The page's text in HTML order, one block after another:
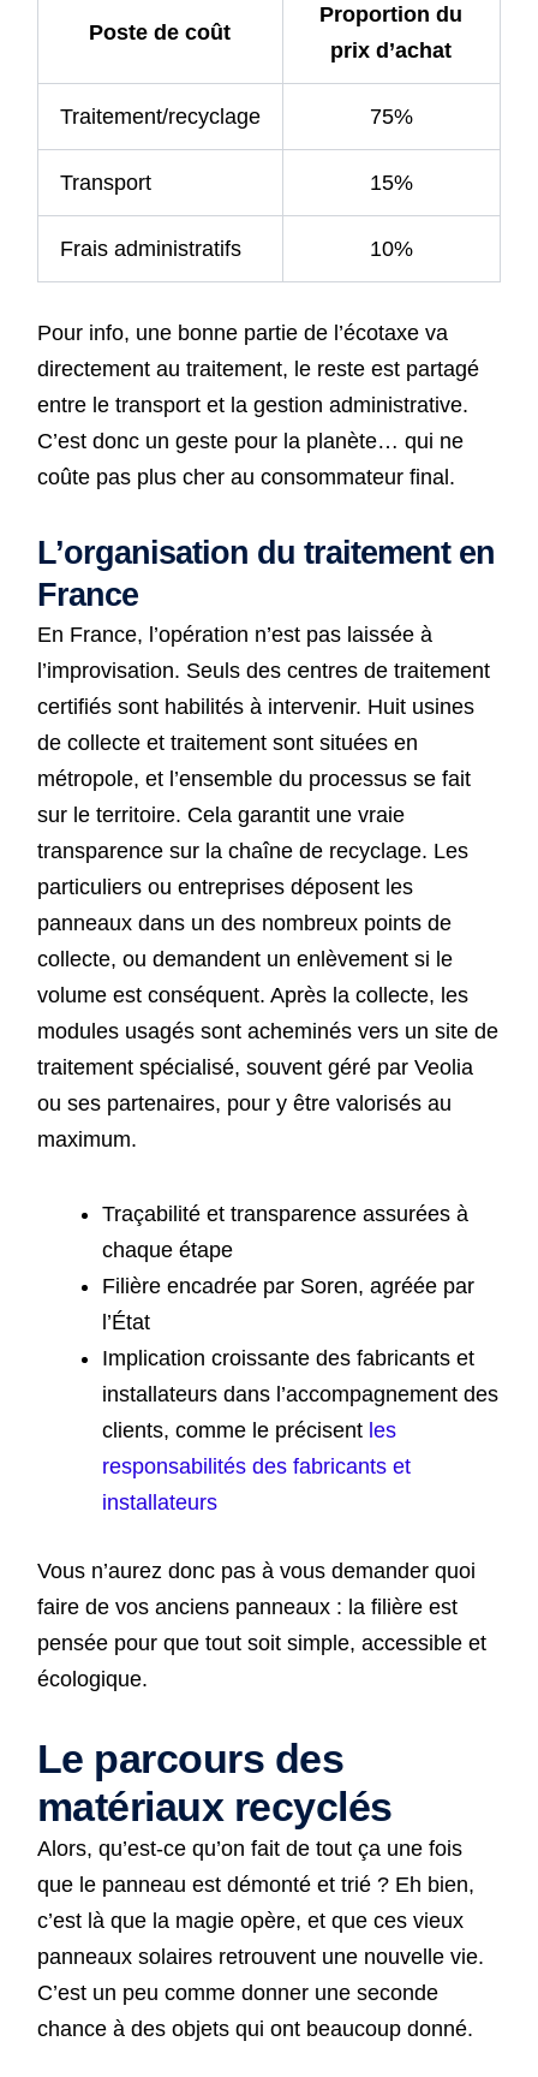
Poste de coût
Proportion du
prix d’achat
Traitement/recyclage 75%
Transport 15%
Frais administratifs 10%
Pour info, une bonne partie de l’écotaxe va
directement au traitement, le reste est partagé
entre le transport et la gestion administrative.
C’est donc un geste pour la planète… qui ne
coûte pas plus cher au consommateur final.
L’organisation du traitement en
France
En France, l’opération n’est pas laissée à
l’improvisation. Seuls des centres de traitement
certifiés sont habilités à intervenir. Huit usines
de collecte et traitement sont situées en
métropole, et l’ensemble du processus se fait
sur le territoire. Cela garantit une vraie
transparence sur la chaîne de recyclage. Les
particuliers ou entreprises déposent les
panneaux dans un des nombreux points de
collecte, ou demandent un enlèvement si le
volume est conséquent. Après la collecte, les
modules usagés sont acheminés vers un site de
traitement spécialisé, souvent géré par Veolia
ou ses partenaires, pour y être valorisés au
maximum.
Traçabilité et transparence assurées à
chaque étape
Filière encadrée par Soren, agréée par
l’État
Implication croissante des fabricants et
installateurs dans l’accompagnement des
clients, comme le précisent les
responsabilités des fabricants et
installateurs
Vous n’aurez donc pas à vous demander quoi
faire de vos anciens panneaux : la filière est
pensée pour que tout soit simple, accessible et
écologique.
Le parcours des
matériaux recyclés
Alors, qu’est-ce qu’on fait de tout ça une fois
que le panneau est démonté et trié ? Eh bien,
c’est là que la magie opère, et que ces vieux
panneaux solaires retrouvent une nouvelle vie.
C’est un peu comme donner une seconde
chance à des objets qui ont beaucoup donné.